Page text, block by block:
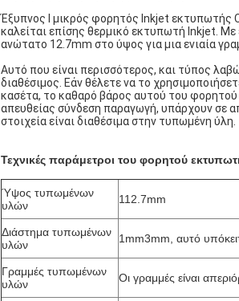
Έξυπνος Ι μικρός φορητός Inkjet εκτυπωτής
καλείται επίσης θερμικό εκτυπωτή Inkjet.
ανώτατο 12.7mm στο ύψος για μια ενιαία
Αυτό που είναι περισσότερος, και τύπος
διαθέσιμος. Εάν θέλετε να το
κασέτα, το καθαρό βάρος αυτού του φορητού
απευθείας σύνδεση παραγωγή, υπάρχουν σε
στοιχεία είναι διαθέσιμα στην τυπωμένη ύλη.
Τεχνικές παράμετροι του φορητού
Ύψος τυπωμένων
υλών
112.7mm
Διάστημα τυπωμένων
υλών
1mm3mm, αυτό
Γραμμές τυπωμένων
υλών
Οι γραμμές είναι